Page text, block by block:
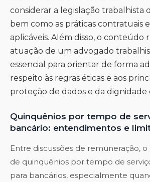
considerar a legislação trabalhista
bem como as práticas contratuais
aplicáveis. Além disso, o conteúdo
atuação de um advogado
essencial para orientar de forma
respeito às regras éticas e aos
proteção de dados e da dignidade
Quinquênios por tempo de
bancário: entendimentos e
Entre discussões de remuneração,
de quinquênios por tempo de
para bancários, especialmente